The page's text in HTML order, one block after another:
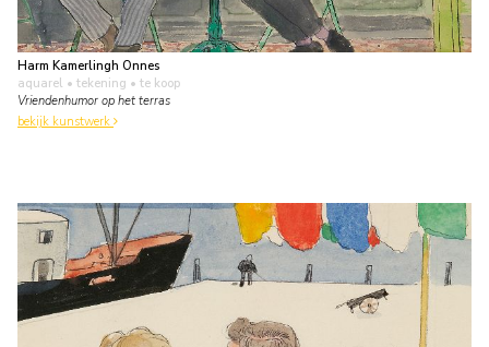
Harm Kamerlingh Onnes
aquarel • tekening • te koop
Vriendenhumor op het terras
bekijk kunstwerk